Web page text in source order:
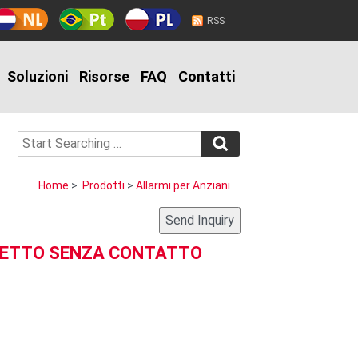
RSS
Soluzioni Risorse FAQ Contatti
Home > Prodotti > Allarmi per Anziani
SENZA CONTATTO